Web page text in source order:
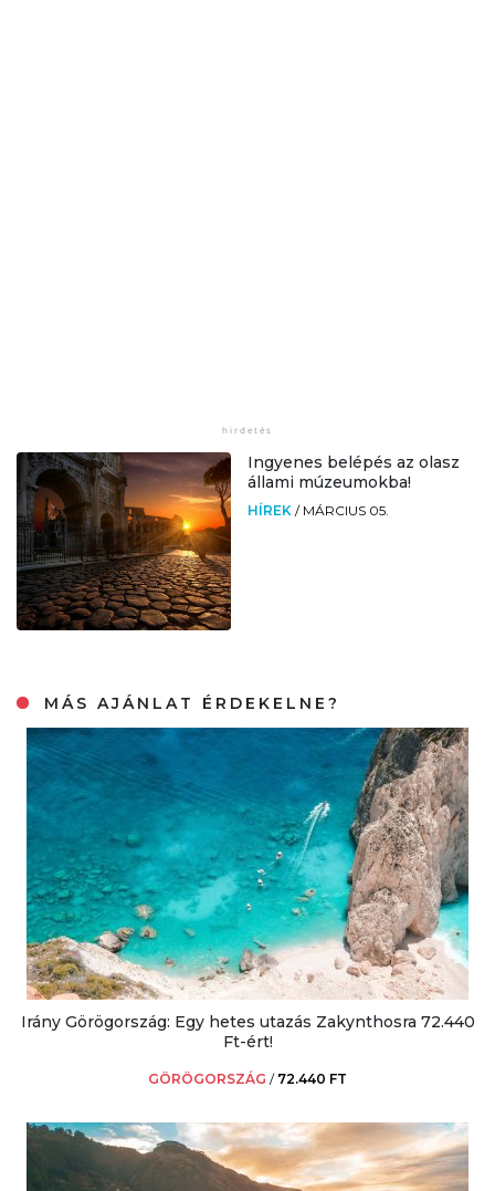
Ingyenes belépés az olasz
állami múzeumokba!
HÍREK / MÁRCIUS 05.
MÁS AJÁNLAT ÉRDEKELNE?
Irány Görögország: Egy hetes utazás Zakynthosra 72.440
Ft-ért!
GÖRÖGORSZÁG / 72.440 FT